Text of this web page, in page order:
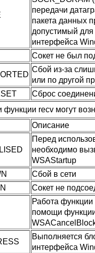
передачи
пакета данных
допустимый
интерфейса
Сокет не был
Сбой из-за
или по другой
Сброс
recv могут
Описание
Перед
необходимо
WSAStartup
Сбой в сети
Сокет не
Работа
помощи
Выполняется
интерфейса